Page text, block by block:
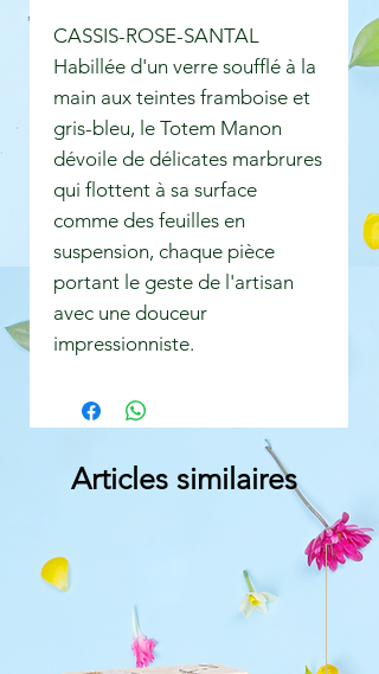
CASSIS-ROSE-SANTAL
Habillée d'un verre soufflé à la
main aux teintes framboise et
gris-bleu, le Totem Manon
dévoile de délicates marbrures
qui flottent à sa surface
comme des feuilles en
suspension, chaque pièce
portant le geste de l'artisan
avec une douceur
impressionniste.
Articles similaires